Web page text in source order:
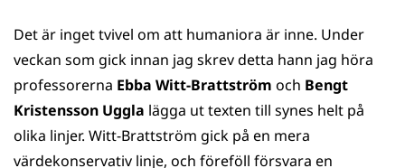
Det är inget tvivel om att humaniora är inne. Under
veckan som gick innan jag skrev detta hann jag höra
professorerna Ebba Witt-Brattström och Bengt
Kristensson Uggla lägga ut texten till synes helt på
olika linjer. Witt-Brattström gick på en mera
värdekonservativ linje, och föreföll försvara en